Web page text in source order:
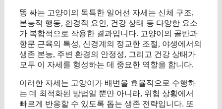
똥 싸는 고양이의 독특한 일어선 자세는 신체 구조,
본능적 행동, 환경적 요인, 건강 상태 등 다양한 요소
가 복합적으로 작용한 결과입니다. 고양이의 골반과
항문 근육의 특성, 신경계의 정교한 조절, 야생에서의
생존 본능, 주변 환경의 안정성, 그리고 건강 상태가
모두 이 자세를 형성하는 데 중요한 역할을 합니다.
이러한 자세는 고양이가 배변을 효율적으로 수행하
는 데 최적화된 방법일 뿐만 아니라, 위험 상황에서
빠르게 반응할 수 있도록 돕는 생존 전략입니다. 또